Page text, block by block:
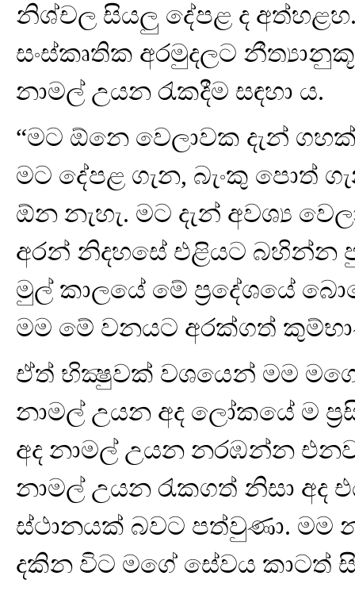
නිශ්චල සියලු දේපළ ද
සංස්කෘතික අරමුදලට
නාමල් උයන රැකදීම සඳහා ය.
“මට ඕනෙ වෙලාවක දැන්
මට දේපළ ගැන, බැංකු පොත්
ඕන නැහැ. මට දැන් අවශ්‍ය
අරන් නිදහසේ එළියට බහින්න
මුල් කාලයේ මේ ප්‍රදේශයේ
මම මේ වනයට අරක්ගත්
ඒත් භික්‍ෂුවක් වශයෙන් මම
නාමල් උයන අද ලෝකයේ ම
අද නාමල් උයන නරඹන්න
නාමල් උයන රැකගත් නිසා අද
ස්ථානයක් බවට පත්වුණා. මම
දකින විට මගේ සේවය කාටත්